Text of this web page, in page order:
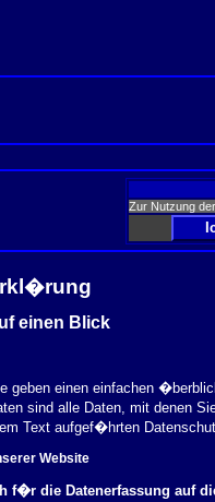
Zur Nutzung
einen Blick
geben einen einfachen
sind alle Daten, mit denen
Text aufgef�hrten
Website
f�r die Datenerfassung auf